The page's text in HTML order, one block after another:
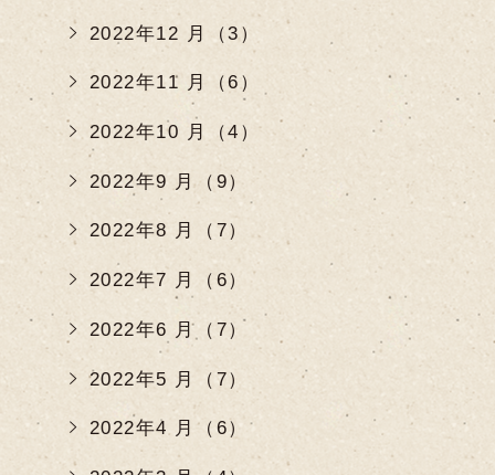
2022年12 月（3）
2022年11 月（6）
2022年10 月（4）
2022年9 月（9）
2022年8 月（7）
2022年7 月（6）
2022年6 月（7）
2022年5 月（7）
2022年4 月（6）